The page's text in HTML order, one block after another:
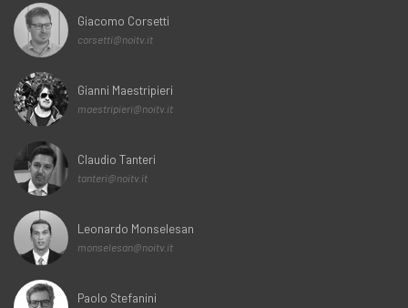
Giacomo Corsetti
corsetti@noitv.it
Gianni Maestripieri
maestripieri@noitv.it
Claudio Tanteri
tanteri@noitv.it
Leonardo Monselesan
monselesan@noitv.it
Paolo Stefanini